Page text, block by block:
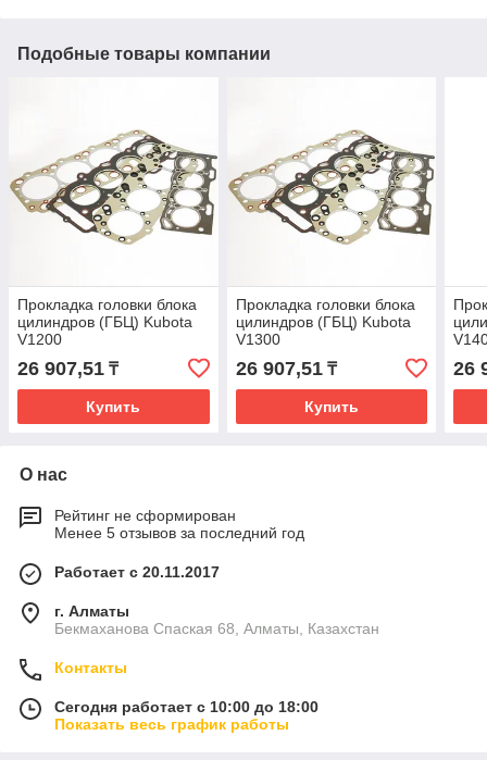
Подобные товары компании
Прокладка головки блока
цилиндров (ГБЦ) Kubota
V1200
26 907,51 ₸
Купить
Прокладка головки блока
цилиндров (ГБЦ) Kubota
V1300
26 907,51₸
Купить
26
О нас
Рейтинг не сформирован
Менее 5 отзывов за последний год
Работает с 20.11.2017
г. Алматы
Бекмаханова Спаская 68, Алматы, Казахстан
Контакты
Сегодня работает с 10:00 до 18:00
Показать весь график работы